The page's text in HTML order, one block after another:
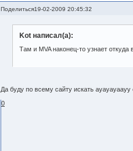
Поделиться19-02-2009 20:45:32
Kot написал(а):
Там и MVA наконец-то узнает откуда
Да буду по всему сайту искать
0